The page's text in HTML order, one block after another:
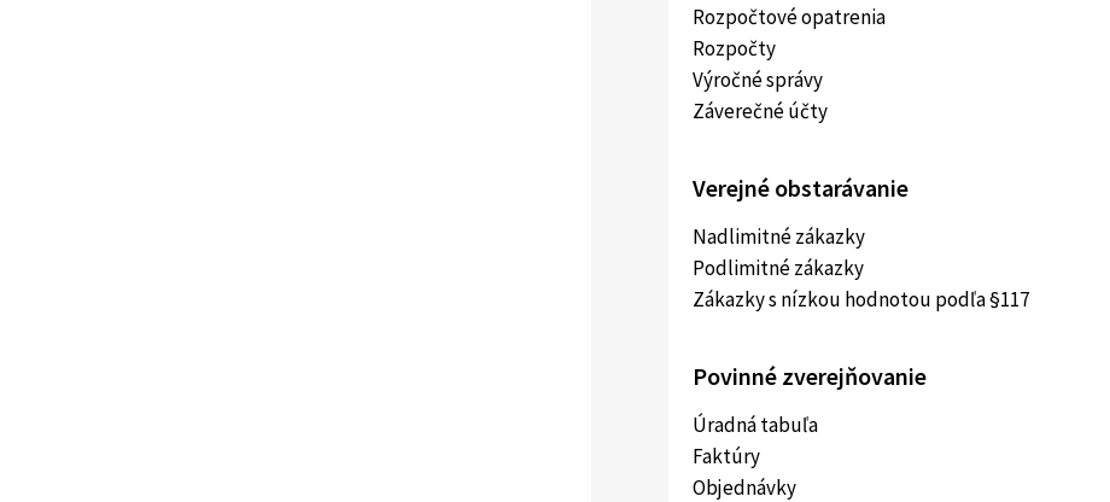
Rozpočtové opatrenia
Rozpočty
Výročné správy
Záverečné účty
Verejné obstarávanie
Nadlimitné zákazky
Podlimitné zákazky
Zákazky s nízkou hodnotou podľa §117
Povinné zverejňovanie
Úradná tabuľa
Faktúry
Objednávky